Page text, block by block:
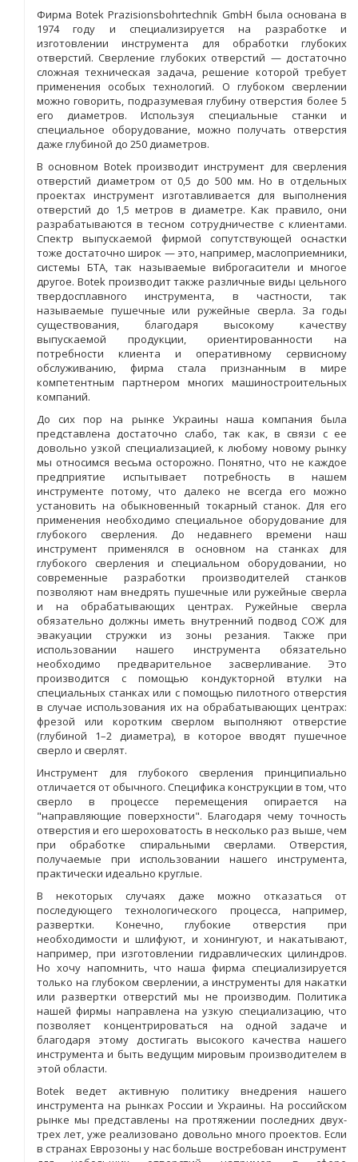
Фирма Botek Prazisionsbohrtechnik GmbH была основана в
1974 году и специализируется на разработке и
изготовлении инструмента для обработки глубоких
отверстий. Сверление глубоких отверстий — достаточно
сложная техническая задача, решение которой требует
применения особых технологий. О глубоком сверлении
можно говорить, подразумевая глубину отверстия более 5
его диаметров. Используя специальные станки и
специальное оборудование, можно получать отверстия
даже глубиной до 250 диаметров.
В основном Botek производит инструмент для сверления
отверстий диаметром от 0,5 до 500 мм. Но в отдельных
проектах инструмент изготавливается для выполнения
отверстий до 1,5 метров в диаметре. Как правило, они
разрабатываются в тесном сотрудничестве с клиентами.
Спектр выпускаемой фирмой сопутствующей оснастки
тоже достаточно широк — это, например, маслоприемники,
системы БТА, так называемые виброгасители и многое
другое. Botek производит также различные виды цельного
твердосплавного инструмента, в частности, так
называемые пушечные или ружейные сверла. За годы
существования, благодаря высокому качеству
выпускаемой продукции, ориентированности на
потребности клиента и оперативному сервисному
обслуживанию, фирма стала признанным в мире
компетентным партнером многих машиностроительных
компаний.
До сих пор на рынке Украины наша компания была
представлена достаточно слабо, так как, в связи с ее
довольно узкой специализацией, к любому новому рынку
мы относимся весьма осторожно. Понятно, что не каждое
предприятие испытывает потребность в нашем
инструменте потому, что далеко не всегда его можно
установить на обыкновенный токарный станок. Для его
применения необходимо специальное оборудование для
глубокого сверления. До недавнего времени наш
инструмент применялся в основном на станках для
глубокого сверления и специальном оборудовании, но
современные разработки производителей станков
позволяют нам внедрять пушечные или ружейные сверла
и на обрабатывающих центрах. Ружейные сверла
обязательно должны иметь внутренний подвод СОЖ для
эвакуации стружки из зоны резания. Также при
использовании нашего инструмента обязательно
необходимо предварительное засверливание. Это
производится с помощью кондукторной втулки на
специальных станках или с помощью пилотного отверстия
в случае использования их на обрабатывающих центрах:
фрезой или коротким сверлом выполняют отверстие
(глубиной 1–2 диаметра), в которое вводят пушечное
сверло и сверлят.
Инструмент для глубокого сверления принципиально
отличается от обычного. Специфика конструкции в том, что
сверло в процессе перемещения опирается на
"направляющие поверхности". Благодаря чему точность
отверстия и его шероховатость в несколько раз выше, чем
при обработке спиральными сверлами. Отверстия,
получаемые при использовании нашего инструмента,
практически идеально круглые.
В некоторых случаях даже можно отказаться от
последующего технологического процесса, например,
развертки. Конечно, глубокие отверстия при
необходимости и шлифуют, и хонингуют, и накатывают,
например, при изготовлении гидравлических цилиндров.
Но хочу напомнить, что наша фирма специализируется
только на глубоком сверлении, а инструменты для накатки
или развертки отверстий мы не производим. Политика
нашей фирмы направлена на узкую специализацию, что
позволяет концентрироваться на одной задаче и
благодаря этому достигать высокого качества нашего
инструмента и быть ведущим мировым производителем в
этой области.
Botek ведет активную политику внедрения нашего
инструмента на рынках России и Украины. На российском
рынке мы представлены на протяжении последних двух-
трех лет, уже реализовано довольно много проектов. Если
в странах Еврозоны у нас больше востребован инструмент